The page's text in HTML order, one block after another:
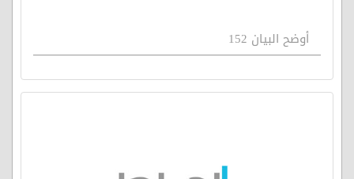
أوضح البيان 152